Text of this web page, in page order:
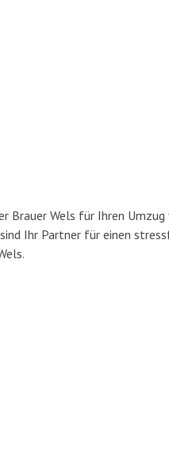
Brauer Wels für Ihren Umzug
Ihr Partner für einen